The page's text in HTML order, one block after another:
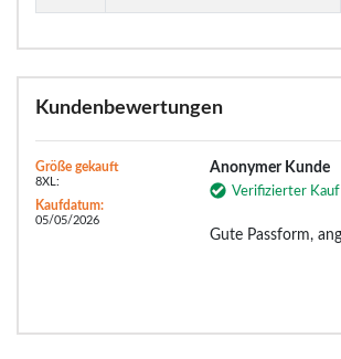
Kundenbewertungen
Größe gekauft
8XL:
Kaufdatum:
05/05/2026
Anonymer Kunde
Verifizierter Kauf
Gute Passform,